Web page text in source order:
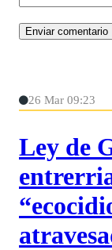
26 Mar 09:23
Ley de